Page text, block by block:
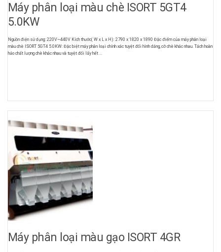
Máy phân loại màu chè ISORT 5GT4
5.0KW
Nguồn điện sử dụng: 220V~440V Kích thước( W x L x H): 2790 x 1820 x 1890 Đặc điểm của máy phân loại
màu chè ISORT 5GT4 5.0KW: Đặc biệt máy phân loại chính xác tuyệt đối hình dáng, cỡ chè khác nhau. Tách hoàn
hảo chất lượng chè khác nhau và tuyệt đối lấy hết ...
Máy phân loại màu gạo ISORT 4GR